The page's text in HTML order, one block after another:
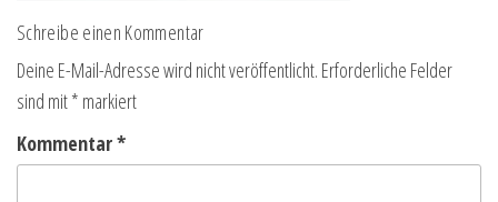
Schreibe einen Kommentar
Deine E-Mail-Adresse wird nicht veröffentlicht. Erforderliche Felder
sind mit* markiert
Kommentar*